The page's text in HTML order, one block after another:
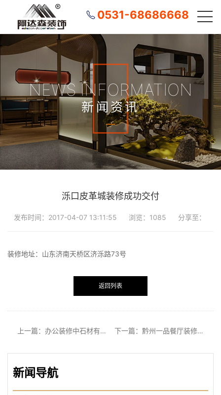
0531-68686668
NEWS INFORMATION
新闻资讯
泺口皮革城装修成功交付
发布时间：2017-04-07 13:11:55 浏览：1085 分享至：
装修地址：山东济南天桥区济泺路73号
返回列表
上一篇：办公装修中石材有哪些优势？ 下一篇：黔州一品餐厅装修成功交付
新闻导航